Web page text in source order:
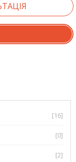
[16]
[0]
[2]